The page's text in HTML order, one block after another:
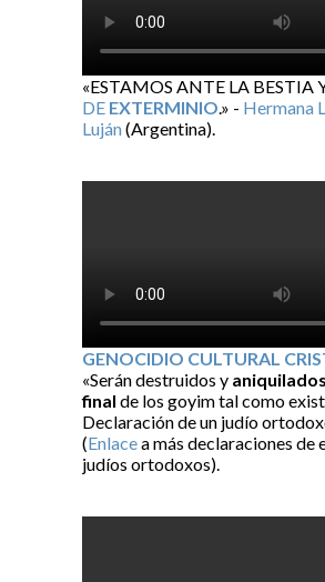
«ESTAMOS ANTE LA BESTIA
DE EXTERMINIO.» - Hermana
Luján(Argentina).
GENOCIDIO CULTURAL
«Serán destruidos y aniquilados
final de los goyim tal como
Declaración de un judío
(Enlacea más declaraciones de
judíos ortodoxos).